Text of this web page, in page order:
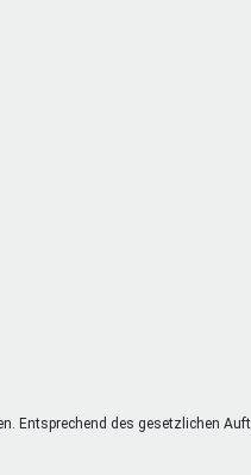
Entsprechend des gesetzlichen